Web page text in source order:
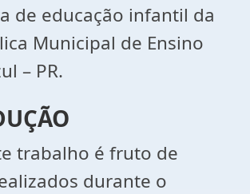
de educação infantil da
Municipal de Ensino
– PR.
trabalho é fruto de
durante o